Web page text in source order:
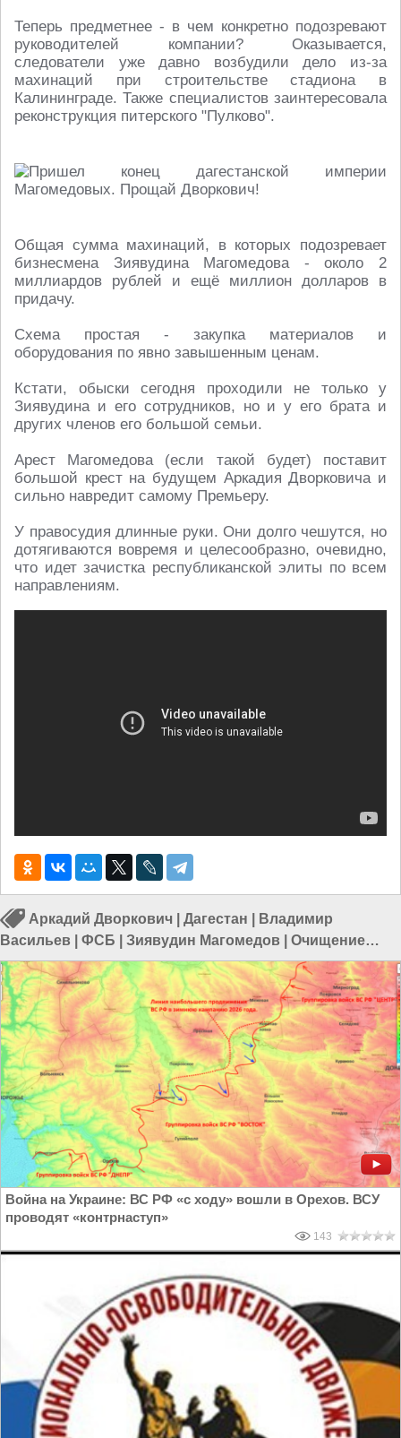
Теперь предметнее - в чем конкретно подозревают
руководителей компании? Оказывается,
следователи уже давно возбудили дело из-за
махинаций при строительстве стадиона в
Калининграде. Также специалистов заинтересовала
реконструкция питерского "Пулково".
Общая сумма махинаций, в которых подозревает
бизнесмена Зиявудина Магомедова - около 2
миллиардов рублей и ещё миллион долларов в
придачу.
Схема простая - закупка материалов и
оборудования по явно завышенным ценам.
Кстати, обыски сегодня проходили не только у
Зиявудина и его сотрудников, но и у его брата и
других членов его большой семьи.
Арест Магомедова (если такой будет) поставит
большой крест на будущем Аркадия Дворковича и
сильно навредит самому Премьеру.
У правосудия длинные руки. Они долго чешутся, но
дотягиваются вовремя и целесообразно, очевидно,
что идет зачистка республиканской элиты по всем
направлениям.
Аркадий Дворкович Дагестан
Владимир
Васильев
ФСБ Зиявудин Магомедов
Очищение
России|Чистка кадров|Бизнес в России
Война на Украине: ВС РФ «с ходу» вошли в Орехов. ВСУ
проводят «контрнаступ»
143